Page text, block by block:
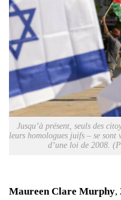
Jusqu’à présent, seuls des
leurs homologues juifs – se sont
d’une loi de 2008.
Maureen Clare Murphy,